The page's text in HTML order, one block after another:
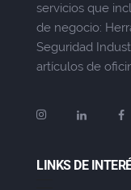
servicios que
de negocio:
Seguridad
artículos de
LINKS DE